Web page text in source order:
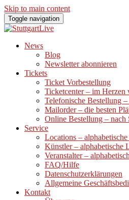
Skip to main content
Toggle navigation
News
Blog
Newsletter abonnieren
Tickets
Ticket Vorbestellung
Ticketcenter – im Herzen
Telefonische Bestellung
Mailorder – die besten
Online Bestellung – nach
Service
Locations –
Künstler – alphabetische
Veranstalter –
FAQ/Hilfe
Datenschutzerklärungen
Allgemeine
Kontakt